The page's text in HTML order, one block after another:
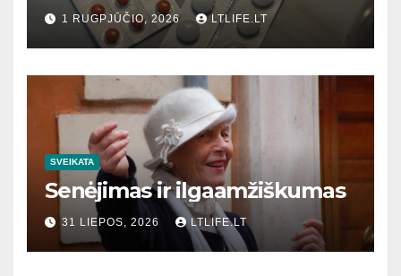
1 RUGPJŪČIO, 2026 LTLIFE.LT
SVEIKATA
Senėjimas ir ilgaamžiškumas
31 LIEPOS, 2026 LTLIFE.LT